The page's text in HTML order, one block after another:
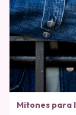
Mitones para